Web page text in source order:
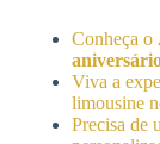
Conheça o
Viva a
limousine
Precisa de